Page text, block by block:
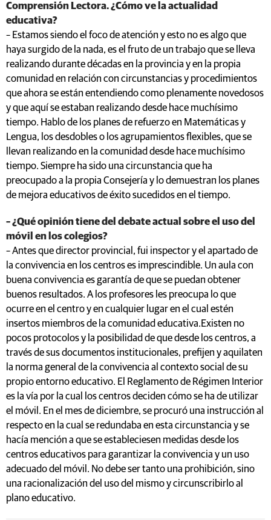
Comprensión Lectora. ¿Cómo ve la actualidad
educativa?
– Estamos siendo el foco de atención y esto no es algo que
haya surgido de la nada, es el fruto de un trabajo que se lleva
realizando durante décadas en la provincia y en la propia
comunidad en relación con circunstancias y procedimientos
que ahora se están entendiendo como plenamente novedosos
y que aquí se estaban realizando desde hace muchísimo
tiempo. Hablo de los planes de refuerzo en Matemáticas y
Lengua, los desdobles o los agrupamientos flexibles, que se
llevan realizando en la comunidad desde hace muchísimo
tiempo. Siempre ha sido una circunstancia que ha
preocupado a la propia Consejería y lo demuestran los planes
de mejora educativos de éxito sucedidos en el tiempo.
– ¿Qué opinión tiene del debate actual sobre el uso del
móvil en los colegios?
– Antes que director provincial, fui inspector y el apartado de
la convivencia en los centros es imprescindible. Un aula con
buena convivencia es garantía de que se puedan obtener
buenos resultados. A los profesores les preocupa lo que
ocurre en el centro y en cualquier lugar en el cual estén
insertos miembros de la comunidad educativa.Existen no
pocos protocolos y la posibilidad de que desde los centros, a
través de sus documentos institucionales, prefijen y aquilaten
la norma general de la convivencia al contexto social de su
propio entorno educativo. El Reglamento de Régimen Interior
es la vía por la cual los centros deciden cómo se ha de utilizar
el móvil. En el mes de diciembre, se procuró una instrucción al
respecto en la cual se redundaba en esta circunstancia y se
hacía mención a que se estableciesen medidas desde los
centros educativos para garantizar la convivencia y un uso
adecuado del móvil. No debe ser tanto una prohibición, sino
una racionalización del uso del mismo y circunscribirlo al
plano educativo.